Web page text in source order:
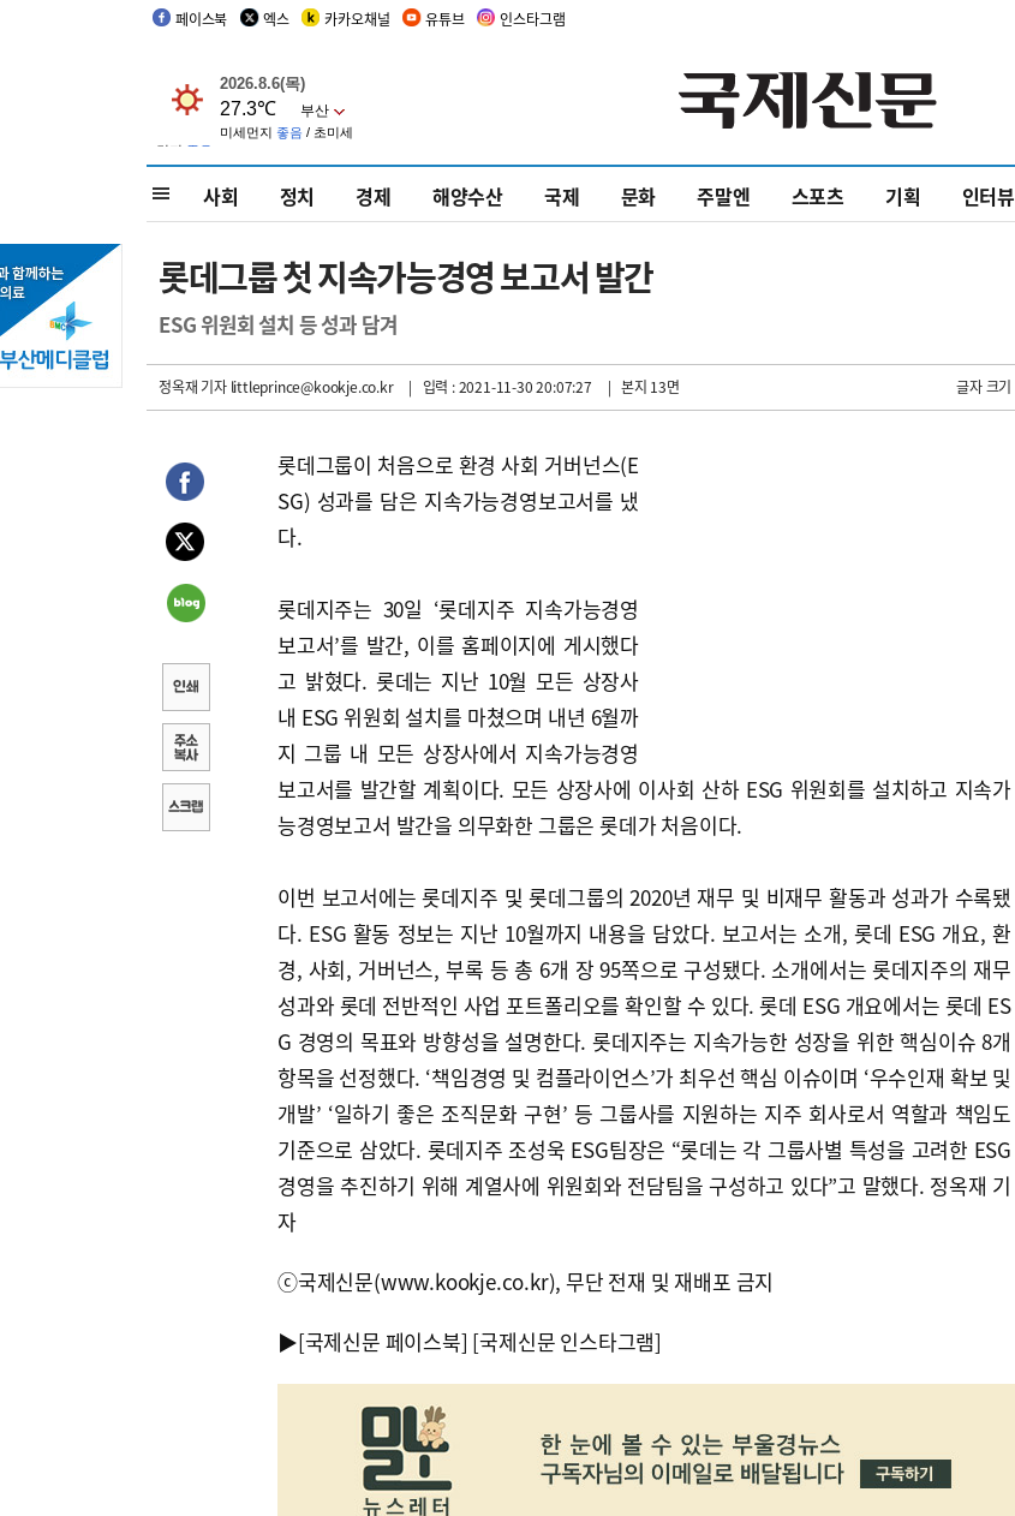
페이스북 엑스 카카오채널 유튜브 인스타그램
사회 정치 경제 해양수산 국제 문화 주말엔 스포츠 기획 인터뷰
롯데그룹 첫 지속가능경영 보고서 발간
ESG 위원회 설치 등 성과 담겨
정옥재 기자littleprince@kookje.co.kr | 입력 : 2021-11-30 20:07:27 | 본지 13면 글자 크기
롯데그룹이 처음으로 환경 사회 거버넌스(E
SG) 성과를 담은 지속가능경영보고서를 냈
다.
롯데지주는 30일 ‘롯데지주 지속가능경영
보고서’를 발간, 이를 홈페이지에 게시했다
고 밝혔다. 롯데는 지난 10월 모든 상장사
내 ESG 위원회 설치를 마쳤으며 내년 6월까
지 그룹 내 모든 상장사에서 지속가능경영
보고서를 발간할 계획이다. 모든 상장사에 이사회 산하 ESG 위원회를 설치하고 지속가
능경영보고서 발간을 의무화한 그룹은 롯데가 처음이다.
이번 보고서에는 롯데지주 및 롯데그룹의 2020년 재무 및 비재무 활동과 성과가 수록됐
다. ESG 활동 정보는 지난 10월까지 내용을 담았다. 보고서는 소개, 롯데 ESG 개요, 환
경, 사회, 거버넌스, 부록 등 총 6개 장 95쪽으로 구성됐다. 소개에서는 롯데지주의 재무
성과와 롯데 전반적인 사업 포트폴리오를 확인할 수 있다. 롯데 ESG 개요에서는 롯데 ES
G 경영의 목표와 방향성을 설명한다. 롯데지주는 지속가능한 성장을 위한 핵심이슈 8개
항목을 선정했다. ‘책임경영 및 컴플라이언스’가 최우선 핵심 이슈이며 ‘우수인재 확보 및
개발’ ‘일하기 좋은 조직문화 구현’ 등 그룹사를 지원하는 지주 회사로서 역할과 책임도
기준으로 삼았다. 롯데지주 조성욱 ESG팀장은 “롯데는 각 그룹사별 특성을 고려한 ESG
경영을 추진하기 위해 계열사에 위원회와 전담팀을 구성하고 있다”고 말했다. 정옥재 기
자
ⓒ국제신문(www.kookje.co.kr), 무단 전재 및 재배포 금지
▶[국제신문 페이스북] [국제신문 인스타그램]